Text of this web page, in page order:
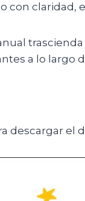
con
a lo largo
descargar el